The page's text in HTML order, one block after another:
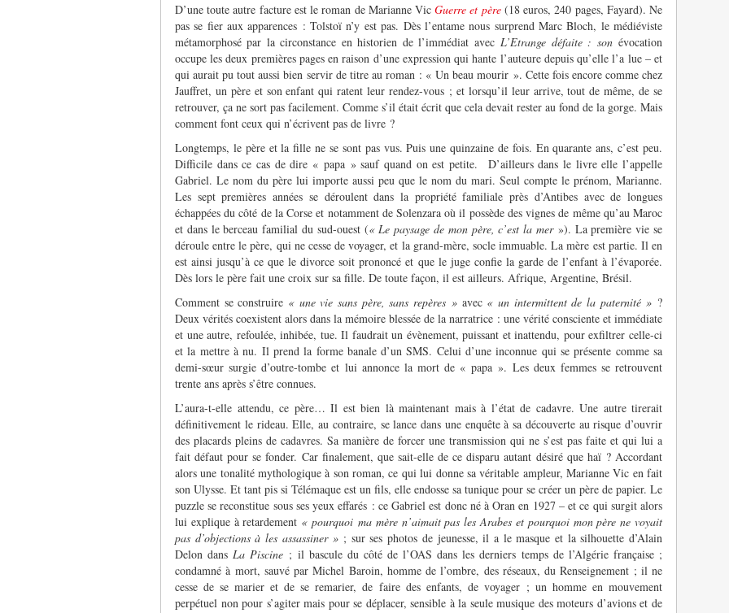
D’une toute autre facture est le roman de Marianne VicGuerre et père(18 euros, 240 pages, Fayard). Ne
pas se fier aux apparences : Tolstoï n’y est pas. Dès l’entame nous surprend Marc Bloch, le médiéviste
métamorphosé par la circonstance en historien de l’immédiat avecL’Etrange défaite : sonévocation
occupe les deux premières pages en raison d’une expression qui hante l’auteure depuis qu’elle l’a lue – et
qui aurait pu tout aussi bien servir de titre au roman : « Un beau mourir ». Cette fois encore comme chez
Jauffret, un père et son enfant qui ratent leur rendez-vous ; et lorsqu’il leur arrive, tout de même, de se
retrouver, ça ne sort pas facilement. Comme s’il était écrit que cela devait rester au fond de la gorge. Mais
comment font ceux qui n’écrivent pas de livre ?
Longtemps, le père et la fille ne se sont pas vus. Puis une quinzaine de fois. En quarante ans, c’est peu.
Difficile dans ce cas de dire « papa » sauf quand on est petite. D’ailleurs dans le livre elle l’appelle
Gabriel. Le nom du père lui importe aussi peu que le nom du mari. Seul compte le prénom, Marianne.
Les sept premières années se déroulent dans la propriété familiale près d’Antibes avec de longues
échappées du côté de la Corse et notamment de Solenzara où il possède des vignes de même qu’au Maroc
et dans le berceau familial du sud-ouest (« Le paysage de mon père, c’est la mer»). La première vie se
déroule entre le père, qui ne cesse de voyager, et la grand-mère, socle immuable. La mère est partie. Il en
est ainsi jusqu’à ce que le divorce soit prononcé et que le juge confie la garde de l’enfant à l’évaporée.
Dès lors le père fait une croix sur sa fille. De toute façon, il est ailleurs. Afrique, Argentine, Brésil.
Comment se construire « une vie sans père, sans repères » avec « un intermittent de la paternité » ?
Deux vérités coexistent alors dans la mémoire blessée de la narratrice : une vérité consciente et immédiate
et une autre, refoulée, inhibée, tue. Il faudrait un évènement, puissant et inattendu, pour exfiltrer celle-ci
et la mettre à nu. Il prend la forme banale d’un SMS. Celui d’une inconnue qui se présente comme sa
demi-sœur surgie d’outre-tombe et lui annonce la mort de « papa ». Les deux femmes se retrouvent
trente ans après s’être connues.
L’aura-t-elle attendu, ce père… Il est bien là maintenant mais à l’état de cadavre. Une autre tirerait
définitivement le rideau. Elle, au contraire, se lance dans une enquête à sa découverte au risque d’ouvrir
des placards pleins de cadavres. Sa manière de forcer une transmission qui ne s’est pas faite et qui lui a
fait défaut pour se fonder. Car finalement, que sait-elle de ce disparu autant désiré que haï ? Accordant
alors une tonalité mythologique à son roman, ce qui lui donne sa véritable ampleur, Marianne Vic en fait
son Ulysse. Et tant pis si Télémaque est un fils, elle endosse sa tunique pour se créer un père de papier. Le
puzzle se reconstitue sous ses yeux effarés : ce Gabriel est donc né à Oran en 1927 – et ce qui surgit alors
lui explique à retardement « pourquoi ma mère n’aimait pas les Arabes et pourquoi mon père ne voyait
pas d’objections à les assassiner » ; sur ses photos de jeunesse, il a le masque et la silhouette d’Alain
Delon dansLa Piscine ; il bascule du côté de l’OAS dans les derniers temps de l’Algérie française ;
condamné à mort, sauvé par Michel Baroin, homme de l’ombre, des réseaux, du Renseignement ; il ne
cesse de se marier et de se remarier, de faire des enfants, de voyager ; un homme en mouvement
perpétuel non pour s’agiter mais pour se déplacer, sensible à la seule musique des moteurs d’avions et de